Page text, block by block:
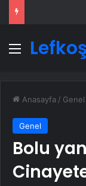
Menü
Anasayfa / Genel
Genel
Bolu